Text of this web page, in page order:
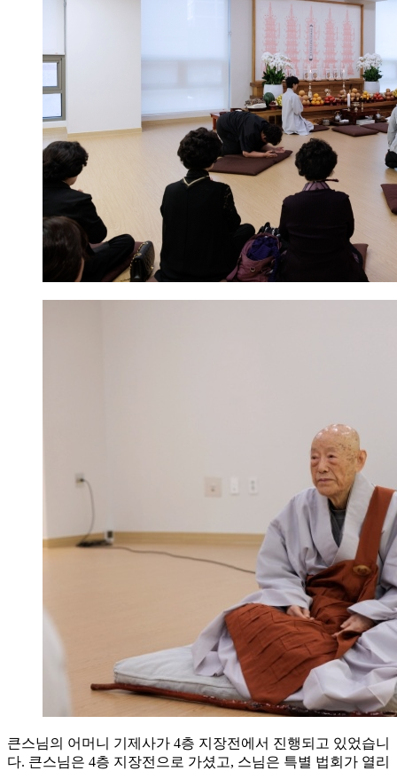
큰스님의 어머니 기제사가 4층 지장전에서 진행되고 있었습니
다. 큰스님은 4층 지장전으로 가셨고, 스님은 특별 법회가 열리